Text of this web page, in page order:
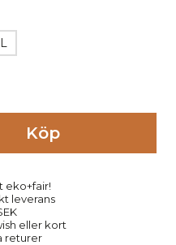
Köp
eko+fair!
leverans
eller kort
returer